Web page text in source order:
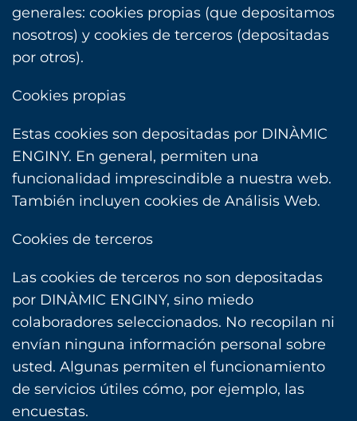
generales: cookies propias (que depositamos
nosotros) y cookies de terceros (depositadas
por otros).
Cookies propias
Estas cookies son depositadas por DINÀMIC
ENGINY. En general, permiten una
funcionalidad imprescindible a nuestra web.
También incluyen cookies de Análisis Web.
Cookies de terceros
Las cookies de terceros no son depositadas
por DINÀMIC ENGINY, sino miedo
colaboradores seleccionados. No recopilan ni
envían ninguna información personal sobre
usted. Algunas permiten el funcionamiento
de servicios útiles cómo, por ejemplo, las
encuestas.